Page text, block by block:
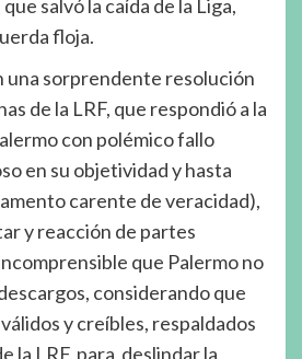
salvó la caída de la Liga,
floja.
una sorprendente resolución
de la LRF, que respondió a la
con polémico fallo
en su objetividad y hasta
carente de veracidad),
y reacción de partes
que Palermo no
considerando que
y creíbles, respaldados
la LRF, para deslindar la